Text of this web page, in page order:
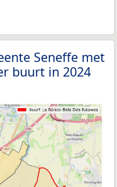
Seneffe met
buurt in 2024